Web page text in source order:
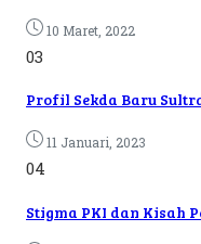
10 Maret, 2022
03
Profil Sekda Baru
11 Januari, 2023
04
Stigma PKI dan Kisah